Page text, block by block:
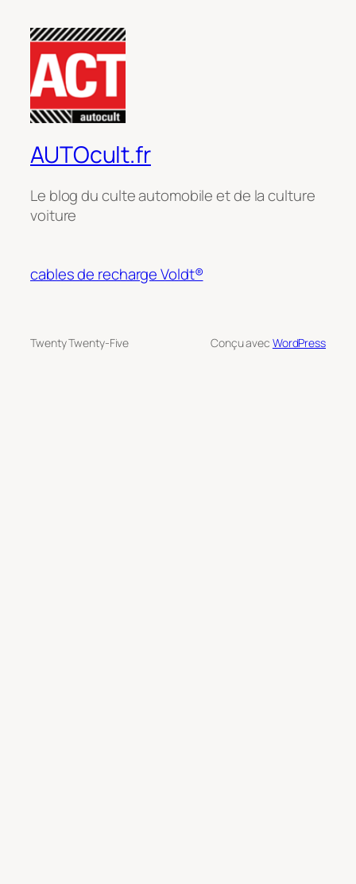
AUTOcult.fr
Le blog du culte automobile et de la culture
voiture
cables de recharge Voldt®
Twenty Twenty-Five Conçu avec WordPress